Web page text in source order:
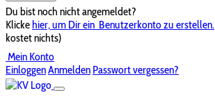
Du bist noch nicht angemeldet?
Klickehier, um Dir ein Benutzerkonto zu erstellen.
kostet nichts)
Mein Konto
EinloggenAnmelden Passwort vergessen?